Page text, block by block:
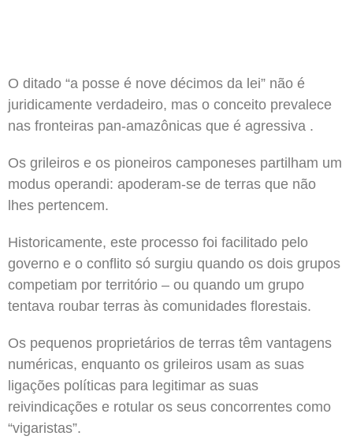
O ditado “a posse é nove décimos da lei” não é
juridicamente verdadeiro, mas o conceito prevalece
nas fronteiras pan-amazônicas que é agressiva .
Os grileiros e os pioneiros camponeses partilham um
modus operandi: apoderam-se de terras que não
lhes pertencem.
Historicamente, este processo foi facilitado pelo
governo e o conflito só surgiu quando os dois grupos
competiam por território – ou quando um grupo
tentava roubar terras às comunidades florestais.
Os pequenos proprietários de terras têm vantagens
numéricas, enquanto os grileiros usam as suas
ligações políticas para legitimar as suas
reivindicações e rotular os seus concorrentes como
“vigaristas”.